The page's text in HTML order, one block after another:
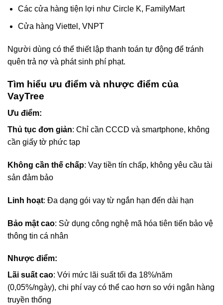
Các cửa hàng tiện lợi như Circle K, FamilyMart
Cửa hàng Viettel, VNPT
Người dùng có thể thiết lập thanh toán tự động để tránh
quên trả nợ và phát sinh phí phạt.
Tìm hiểu ưu điểm và nhược điểm của
VayTree
Ưu điểm:
Thủ tục đơn giản: Chỉ cần CCCD và smartphone, không
cần giấy tờ phức tạp
Không cần thế chấp: Vay tiền tín chấp, không yêu cầu tài
sản đảm bảo
Linh hoạt: Đa dạng gói vay từ ngắn hạn đến dài hạn
Bảo mật cao: Sử dụng công nghệ mã hóa tiên tiến bảo vệ
thông tin cá nhân
Nhược điểm:
Lãi suất cao: Với mức lãi suất tối đa 18%/năm
(0,05%/ngày), chi phí vay có thể cao hơn so với ngân hàng
truyền thống